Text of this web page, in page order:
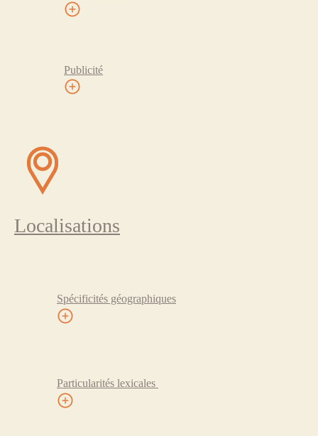
Publicité
Localisations
Spécificités géographiques
Particularités lexicales